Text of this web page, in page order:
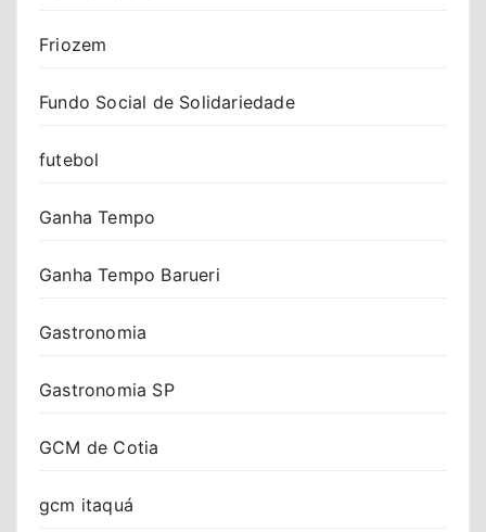
Friozem
Fundo Social de Solidariedade
futebol
Ganha Tempo
Ganha Tempo Barueri
Gastronomia
Gastronomia SP
GCM de Cotia
gcm itaquá